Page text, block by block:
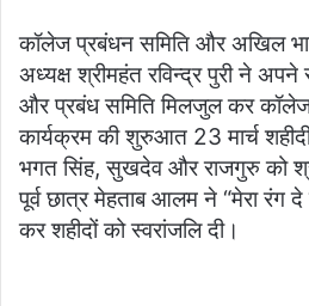
कॉलेज प्रबंधन समिति और अखिल
अध्यक्ष श्रीमहंत रविन्द्र पुरी ने
और प्रबंध समिति मिलजुल कर
कार्यक्रम की शुरुआत 23 मार्च
भगत सिंह, सुखदेव और राजगुरु को
पूर्व छात्र मेहताब आलम ने “मेरा रंग
कर शहीदों को स्वरांजलि दी।